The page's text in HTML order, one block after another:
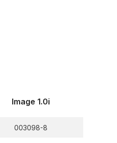
Image 1.0i
003098-8